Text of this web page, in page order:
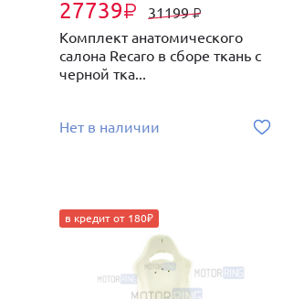
27739₽ 31199₽
Комплект анатомического
салона Recaro в сборе ткань с
черной тка...
Нет в наличии
в кредит от 180₽